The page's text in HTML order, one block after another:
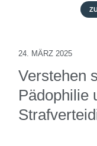
24. MÄRZ 2025
Verstehen
Pädophilie